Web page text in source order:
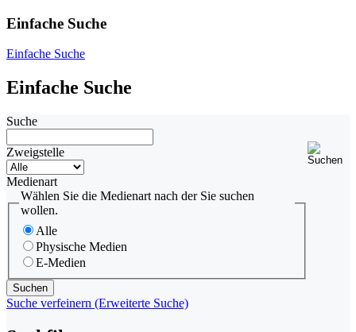
Einfache Suche
Einfache Suche
Einfache Suche
Suche
Zweigstelle
Medienart
Wählen Sie die Medienart nach der Sie suchen
wollen.
Alle
Physische Medien
E-Medien
Suche verfeinern (Erweiterte Suche)